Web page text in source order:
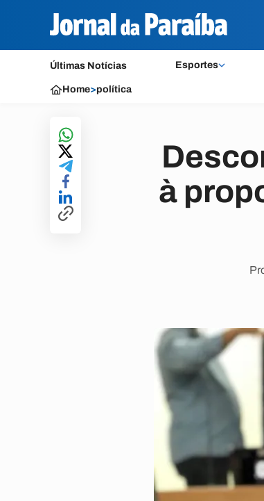
Últimas Notícias Esportes
Home>política
à